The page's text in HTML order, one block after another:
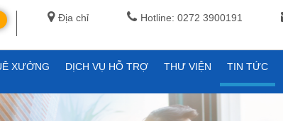
Địa chỉ Hotline: 0272 3900191
XƯỞNG DỊCH VỤ HỖ TRỢ THƯ VIỆN TIN TỨC